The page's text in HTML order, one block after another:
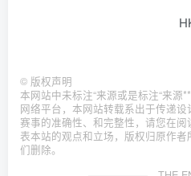
© 版权声明
本网站中未标注“来源或是标注“来源
网络平台，本网站转载系出于传递
赛事的准确性、和完整性，请您在
表本站的观点和立场，版权归原作
们删除。